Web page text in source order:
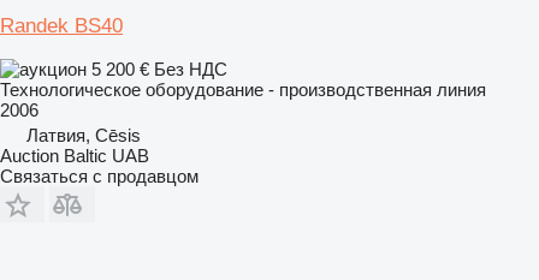
Randek BS40
5 200 € Без НДС
Технологическое оборудование - производственная линия
2006
Латвия, Cēsis
Auction Baltic UAB
Связаться с продавцом